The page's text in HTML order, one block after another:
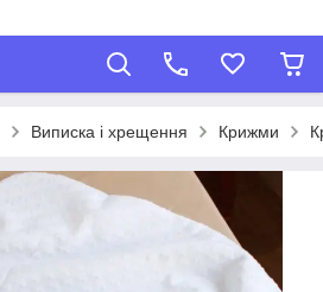
Виписка і хрещення Крижми